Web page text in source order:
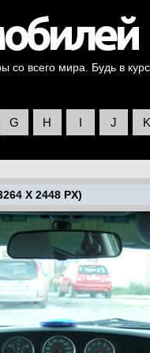
со всего мира. Будь в
G H I J K
X 2448 PX)